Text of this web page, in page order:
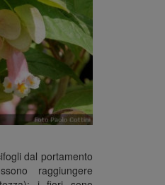
dal portamento
raggiungere